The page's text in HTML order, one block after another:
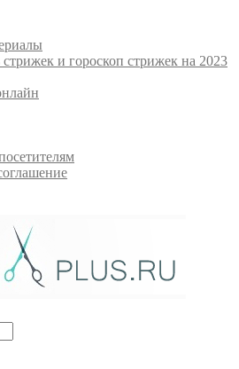
и гороскоп стрижек на 2023